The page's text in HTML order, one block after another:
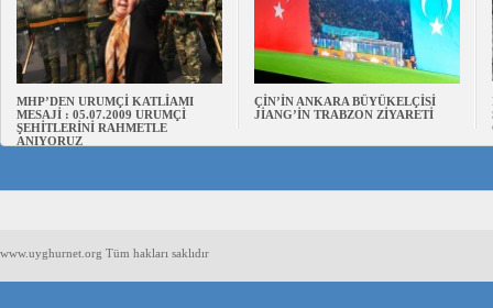
MHP’DEN URUMÇİ KATLİAMI
MESAJİ : 05.07.2009 URUMÇİ
ŞEHİTLERİNİ RAHMETLE
ANIYORUZ
ÇİN’İN ANKARA BÜYÜKELÇİSİ
JİANG’İN TRABZON ZİYARETİ
www.uyghurnet.org Tüm hakları saklıdır